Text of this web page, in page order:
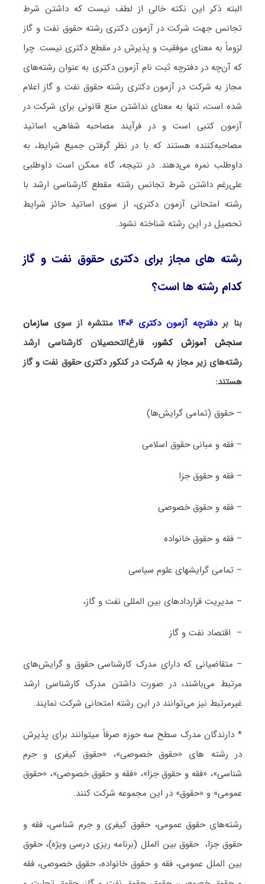
البته ذکر این نکته خالی از لطف نیست که داشتن شرط
تجانس جهت شرکت در آزمون دکتری رشته حقوق نفت و گاز
لزوماً به معنای موفقیت و پذیرش در مقطع دکتری نیست. چرا
که آن‌چه در دفترچه ثبت نام آزمون دکتری به عنوان رشته‌های
مجاز به شرکت در آزمون دکتری رشته حقوق نفت و گاز اعلام
شده است، تنها به معنای نداشتن منع قانونی برای شرکت در
آزمون کتبی است و در فرآیند مصاحبه شفاهی، اساتید
مصاحبه‌کننده هستند که با در نظر گرفتن جمیع شرایط، به
داوطلب نمره می‌دهند. در نتیجه، گاه ممکن است داوطلبی
علی‌رغم داشتن شرط تجانس رشته مقطع کارشناسی ارشد با
رشته امتحانی آزمون دکتری، از سوی اساتید حائز شرایط
تحصیل در این رشته شناخته نشود.
رشته های مجاز برای دکتری حقوق نفت و گاز
کدام رشته ها است؟
بنا بردفترچه آزمون دکتری ۱۴۰۶ منتشره از سویسازمان
سنجش آموزش کشور، فارغ‌التحصیلان کارشناسی ارشد
رشته‌های زیر مجاز به شرکت در کنکور دکتری حقوق نفت و گاز
هستند:
– حقوق (تمامی گرایش­‌ها)
– فقه و مبانی حقوق اسلامی
– فقه و حقوق جزا
– فقه و حقوق خصوصی
– فقه و حقوق خانواده
– تمامی گرایشهای علوم سیاسی
– مدیریت قراردادهای بین المللی نفت و گاز،
– اقتصاد نفت و گاز
– متقاضیانی که دارای مدرک کارشناسی حقوق و گرایش‌های
مرتبط می‌باشند، در صورت داشتن مدرک کارشناسی ارشد
غیرمرتبط نیز می‌توانند در این رشته امتحانی شرکت نمایند.
* دارندگان مدرک سطح سه حوزه صرفاً میتوانند برای پذیرش
در رشته های «حقوق خصوصی»، «حقوق کیفری و جرم
شناسی»، «فقه و حقوق جزا»، «فقه و حقوق خصوصی»، «حقوق
عمومی» و «حقوق» در این مجموعه شرکت کنند.
رشته‌های حقوق عمومی، حقوق کیفری و جرم شناسی، فقه و
حقوق جزا، حقوق بین الملل (برنامه ریزی درسی ویژه)، حقوق
بین الملل عمومی، فقه و حقوق خانواده، حقوق خصوصی، فقه